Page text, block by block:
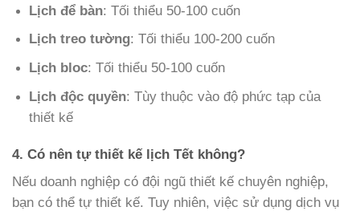
Lịch để bàn: Tối thiểu 50-100 cuốn
Lịch treo tường: Tối thiểu 100-200 cuốn
Lịch bloc: Tối thiểu 50-100 cuốn
Lịch độc quyền: Tùy thuộc vào độ phức tạp của
thiết kế
4. Có nên tự thiết kế lịch Tết không?
Nếu doanh nghiệp có đội ngũ thiết kế chuyên nghiệp,
bạn có thể tự thiết kế. Tuy nhiên, việc sử dụng dịch vụ